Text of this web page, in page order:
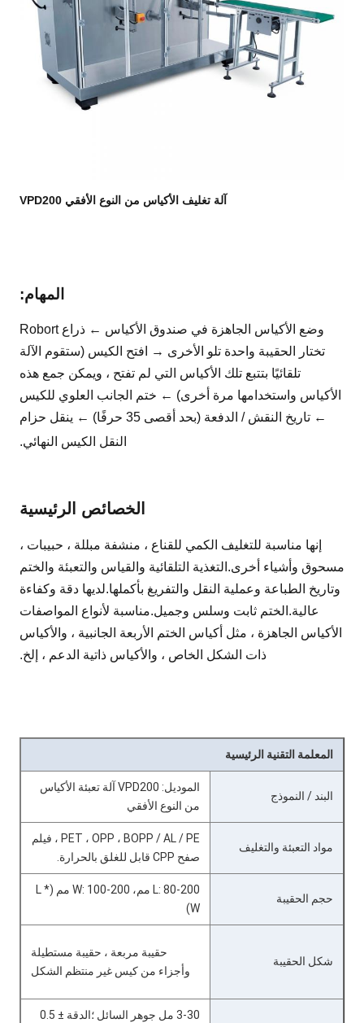
آلة تغليف الأكياس من النوع الأفقي VPD200
المهام:
وضع الأكياس الجاهزة في صندوق الأكياس ←
ذراع Robort
تختار الحقيبة واحدة تلو الأخرى →
افتح الكيس (ستقوم الآلة
تلقائيًا بتتبع تلك الأكياس التي لم تفتح ، ويمكن جمع هذه
الأكياس واستخدامها مرة أخرى) ← ختم الجانب العلوي للكيس
←
تاريخ النقش / الدفعة (بحد أقصى 35 حرفًا) ← ينقل حزام
النقل الكيس النهائي.
الخصائص الرئيسية
إنها مناسبة للتغليف الكمي للقناع ، منشفة مبللة ، حبيبات ،
مسحوق وأشياء أخرى.التغذية التلقائية والقياس والتعبئة والختم
وتاريخ الطباعة وعملية النقل والتفريغ بأكملها.لديها دقة وكفاءة
عالية.الختم ثابت وسلس وجميل.مناسبة لأنواع المواصفات
الأكياس الجاهزة ، مثل أكياس الختم الأربعة الجانبية ، والأكياس
ذات الشكل الخاص ، والأكياس ذاتية الدعم ، إلخ.
المعلمة التقنية الرئيسية
البند / النموذج
الموديل: VPD200 آلة تعبئة الأكياس
من النوع الأفقي
مواد التعبئة والتغليف
PET ، OPP ، BOPP / AL / PE ، فيلم
صفح CPP قابل للغلق بالحرارة.
حجم الحقيبة
L: 80-200 مم، W: 100-200 مم (L *
W)
شكل الحقيبة
حقيبة مربعة ، حقيبة مستطيلة
وأجزاء من كيس غير منتظم الشكل
3-30 مل جوهر السائل ؛الدقة ± 0.5